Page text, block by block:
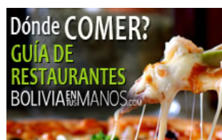
Serigrafía
Serigrafía: Artículos, Materiales
Tintas para Serigrafía
Manualidades
Artesanías en Goma Eva
Cursos de manualidades
Artesanías